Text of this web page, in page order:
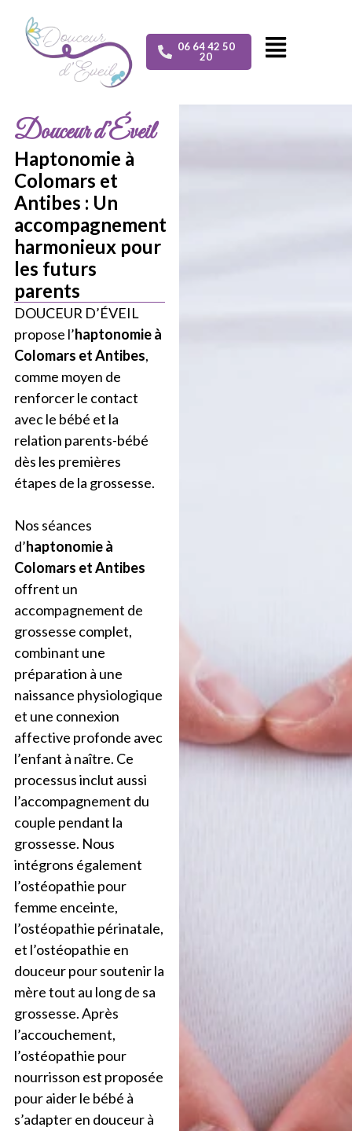
06 64 42 50
20
Douceur d’Éveil
Haptonomie à
Colomars et
Antibes : Un
accompagnement
harmonieux pour
les futurs
parents
DOUCEUR D’ÉVEIL
propose l’haptonomie à
Colomars et Antibes,
comme moyen de
renforcer le contact
avec le bébé et la
relation parents-bébé
dès les premières
étapes de la grossesse.
Nos séances
d’haptonomieà
Colomars et Antibes
offrent un
accompagnement de
grossesse complet,
combinant une
préparation à une
naissance physiologique
et une connexion
affective profonde avec
l’enfant à naître. Ce
processus inclut aussi
l’accompagnement du
couple pendant la
grossesse. Nous
intégrons également
l’ostéopathie pour
femme enceinte,
l’ostéopathie périnatale,
et l’ostéopathie en
douceur pour soutenir la
mère tout au long de sa
grossesse. Après
l’accouchement,
l’ostéopathie pour
nourrisson est proposée
pour aider le bébé à
s’adapter en douceur à